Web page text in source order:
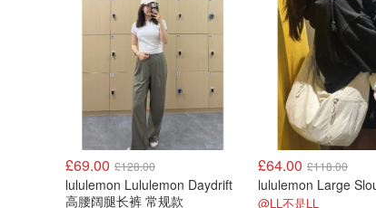
£69.00 £128.00
lululemon Lululemon Daydrift
高腰阔腿长裤 常规款
£64.00 £118.00
@LL不是LL